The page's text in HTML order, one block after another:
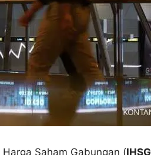
Harga Saham Gabungan (IHSG